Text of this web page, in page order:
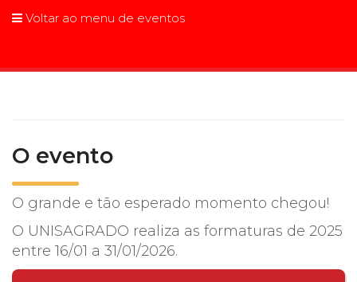
Biblioteca
Calendário acadêmico
Internacionalização
UATI
Voltar ao menu de eventos
O evento
O grande e tão esperado momento chegou!
O UNISAGRADO realiza as formaturas de 2025
entre 16/01 a 31/01/2026.